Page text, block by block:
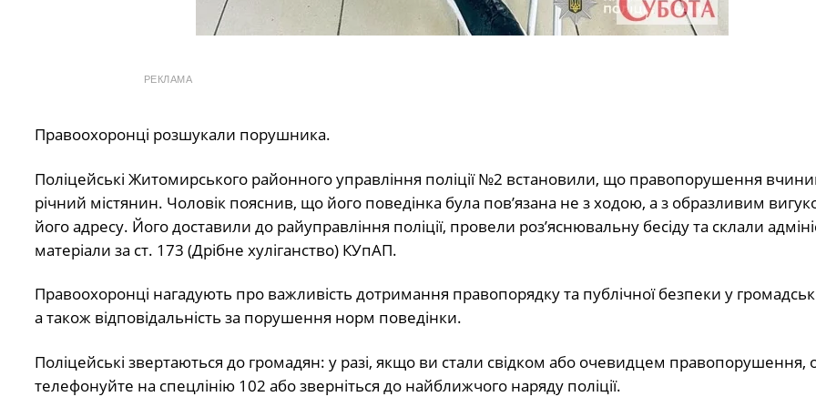
РЕКЛАМА
Правоохоронці розшукали порушника.
Поліцейські Житомирського районного управління поліції №2 встановили, що правопорушення
річний містянин. Чоловік пояснив, що його поведінка була пов’язана не з ходою, а з образливим
його адресу. Його доставили до райуправління поліції, провели роз’яснювальну бесіду та склали
матеріали за ст. 173 (Дрібне хуліганство) КУпАП.
Правоохоронці нагадують про важливість дотримання правопорядку та публічної безпеки у
а також відповідальність за порушення норм поведінки.
Поліцейські звертаються до громадян: у разі, якщо ви стали свідком або очевидцем правопорушення,
телефонуйте на спецлінію 102 або зверніться до найближчого наряду поліції.